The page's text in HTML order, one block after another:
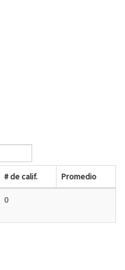
# de calif. Promedio
0